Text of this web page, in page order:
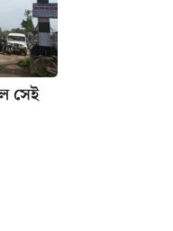
সেই